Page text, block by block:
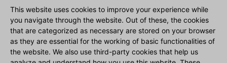
This website uses cookies to improve your experience while
you navigate through the website. Out of these, the cookies
that are categorized as necessary are stored on your browser
as they are essential for the working of basic functionalities of
the website. We also use third-party cookies that help us